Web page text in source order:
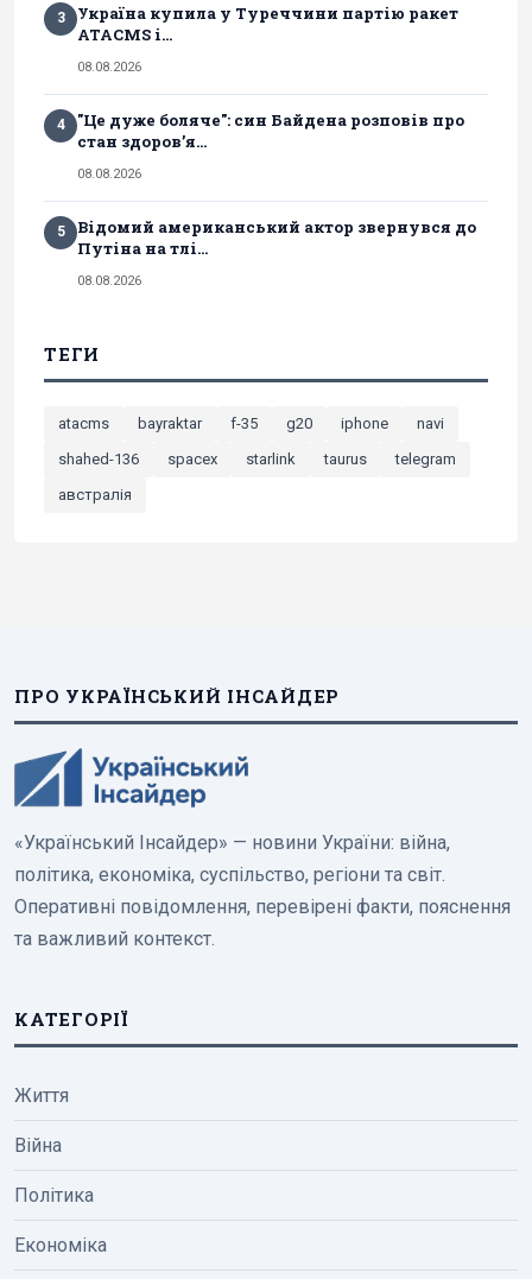
3
Україна купила у Туреччини партію ракет
ATACMS і...
08.08.2026
4
"Це дуже боляче": син Байдена розповів про
стан здоров’я...
08.08.2026
5
Відомий американський актор звернувся до
Путіна на тлі...
08.08.2026
ТЕГИ
atacms bayraktar f-35 g20 iphone
navi
shahed-136
spacex starlink taurus
telegram
австралія
ПРО УКРАЇНСЬКИЙ ІНСАЙДЕР
«Український Інсайдер» — новини України: війна,
політика, економіка, суспільство, регіони та світ.
Оперативні повідомлення, перевірені факти, пояснення
та важливий контекст.
КАТЕГОРІЇ
Життя
Війна
Політика
Економіка